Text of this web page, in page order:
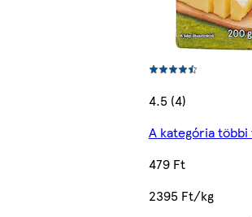
4.5 (4)
A kategória
479 Ft
2395 Ft/kg